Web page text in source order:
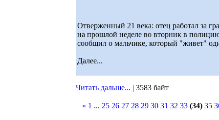
Отверженный 21 века: отец работал за
на прошлой неделе во вторник в
сообщил о мальчике, который "живет"
Далее...
Читать дальше... | 3583 байт
« 1 ... 25 26 27 28 29 30 31 32 33 (34) 35